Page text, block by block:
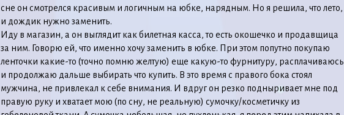
сне он смотрелся красивым и логичным на юбке, нарядным. Но я решила, что лето,
и дождик нужно заменить.
Иду в магазин, а он выглядит как билетная касса, то есть окошечко и продавщица
за ним. Говорю ей, что именно хочу заменить в юбке. При этом попутно покупаю
ленточки какие-то (точно помню желтую) еще какую-то фурнитуру, расплачиваюсь
и продолжаю дальше выбирать что купить. В это время с правого бока стоял
мужчина, не привлекал к себе внимания. И вдруг он резко подныривает мне под
правую руку и хватает мою (по сну, не реальную) сумочку/косметичку из